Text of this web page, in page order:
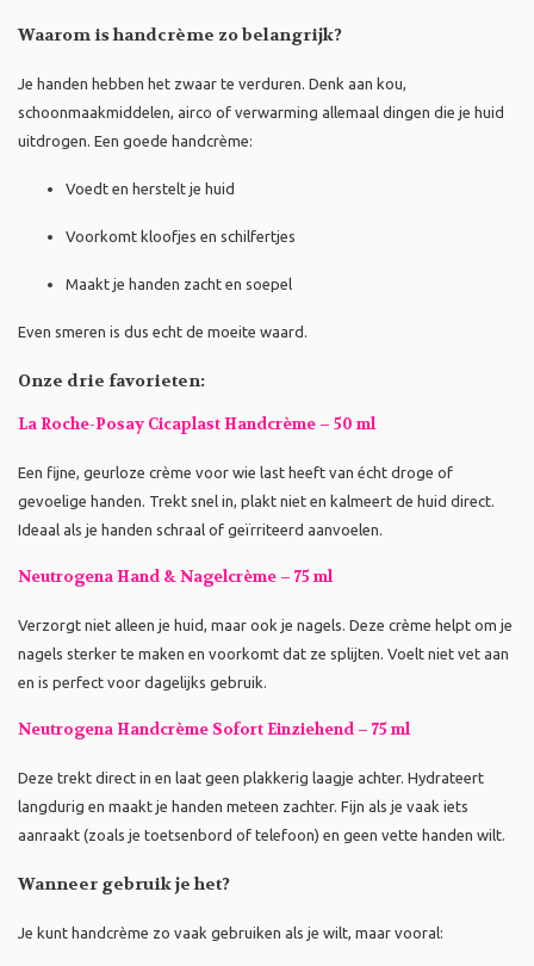
Waarom is handcrème zo belangrijk?
Je handen hebben het zwaar te verduren. Denk aan kou,
schoonmaakmiddelen, airco of verwarming allemaal dingen die je huid
uitdrogen. Een goede handcrème:
Voedt en herstelt je huid
Voorkomt kloofjes en schilfertjes
Maakt je handen zacht en soepel
Even smeren is dus echt de moeite waard.
Onze drie favorieten:
La Roche-Posay Cicaplast Handcrème – 50 ml
Een fijne, geurloze crème voor wie last heeft van écht droge of
gevoelige handen. Trekt snel in, plakt niet en kalmeert de huid direct.
Ideaal als je handen schraal of geïrriteerd aanvoelen.
Neutrogena Hand & Nagelcrème – 75 ml
Verzorgt niet alleen je huid, maar ook je nagels. Deze crème helpt om je
nagels sterker te maken en voorkomt dat ze splijten. Voelt niet vet aan
en is perfect voor dagelijks gebruik.
Neutrogena Handcrème Sofort Einziehend – 75 ml
Deze trekt direct in en laat geen plakkerig laagje achter. Hydrateert
langdurig en maakt je handen meteen zachter. Fijn als je vaak iets
aanraakt (zoals je toetsenbord of telefoon) en geen vette handen wilt.
Wanneer gebruik je het?
Je kunt handcrème zo vaak gebruiken als je wilt, maar vooral: